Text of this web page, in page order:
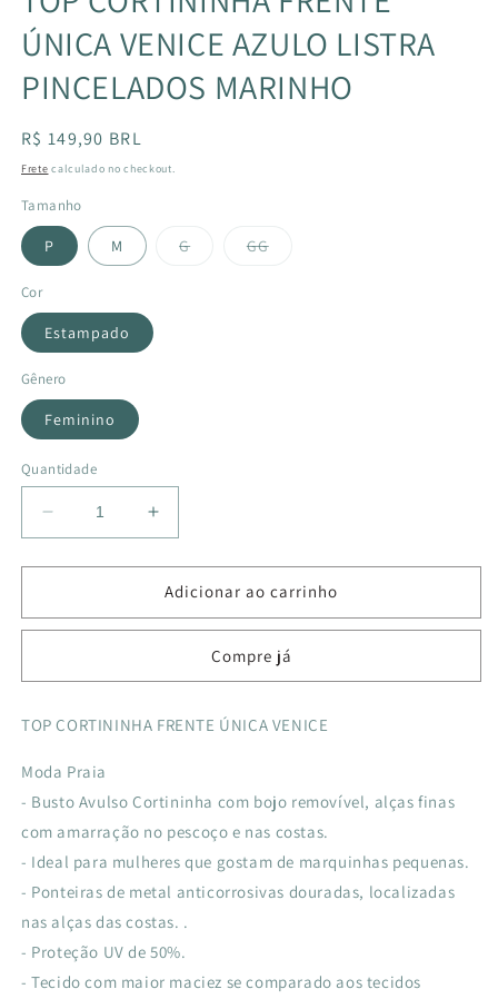
ÚNICA VENICE AZULO LISTRA
PINCELADOS MARINHO
Preço
normal
R$ 149,90 BRL
Frete calculado no checkout.
Tamanho
P M GVarianteGGVariante
Cor
Estampado
Gênero
Feminino
Quantidade
Diminuir
a
quantidade
TOP
CORTININHA
ÚNICA
AZULO
PINCELADOS
MARINHO
Aumentar
a
quantidade
de
TOP
CORTININHA
FRENTE
ÚNICA
AZULO
MARINHO
Adicionar ao carrinho
Compre já
TOP CORTININHA FRENTE ÚNICA VENICE
Moda Praia
- Busto Avulso Cortininha com bojo removível, alças finas
com amarração no pescoço e nas costas.
- Ideal para mulheres que gostam de marquinhas pequenas.
- Ponteiras de metal anticorrosivas douradas, localizadas
nas alças das costas. .
- Proteção UV de 50%.
- Tecido com maior maciez se comparado aos tecidos